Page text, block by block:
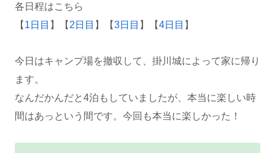
各日程はこちら
【 1日目 】【 2日目 】【3日目 】【4日目 】
今日はキャンプ場を撤収して、掛川城によって家に帰り
ます。
なんだかんだと4泊もしていましたが、本当に楽しい時
間はあっという間です。今回も本当に楽しかった！